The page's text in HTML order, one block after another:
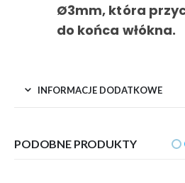
Ø3mm, która
do końca włókna.
INFORMACJE DODATKOWE
PODOBNE PRODUKTY